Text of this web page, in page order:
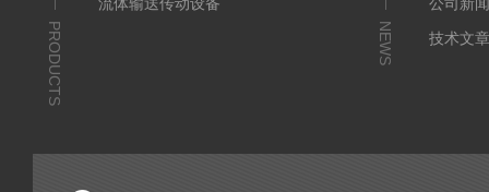
PRODUCTS NEWS
技术文